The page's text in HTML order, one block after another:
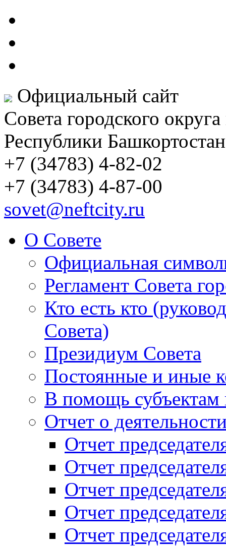
Официальный сайт
Совета городского
Республики Башкортостан
+7 (34783) 4-82-02
+7 (34783) 4-87-00
sovet@neftcity.ru
О Совете
Официальная
Регламент Совета
Кто есть кто
Совета)
Президиум Совета
Постоянные и иные
В помощь субъектам
Отчет о
Отчет
Отчет
Отчет
Отчет
Отчет